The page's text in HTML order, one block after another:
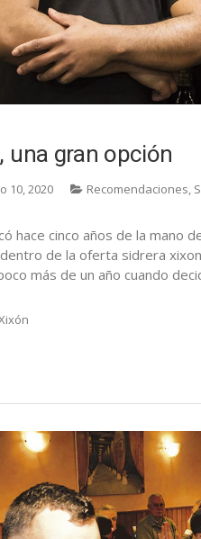
una gran opción
10, 2020 Recomendaciones,
hace cinco años de la mano
de la oferta sidrera
más de un año cuando